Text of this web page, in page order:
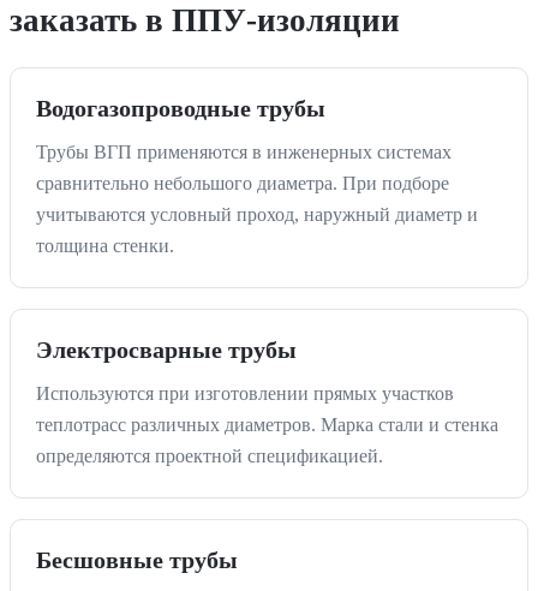
заказать в ППУ-изоляции
Водогазопроводные трубы
Трубы ВГП применяются в инженерных системах
сравнительно небольшого диаметра. При подборе
учитываются условный проход, наружный диаметр и
толщина стенки.
Электросварные трубы
Используются при изготовлении прямых участков
теплотрасс различных диаметров. Марка стали и стенка
определяются проектной спецификацией.
Бесшовные трубы